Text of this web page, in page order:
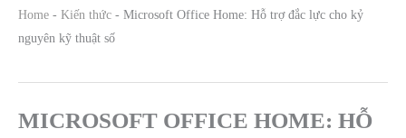
Home - Kiến thức - Microsoft Office Home: Hỗ trợ đắc lực cho kỷ
nguyên kỹ thuật số
MICROSOFT OFFICE HOME: HỖ